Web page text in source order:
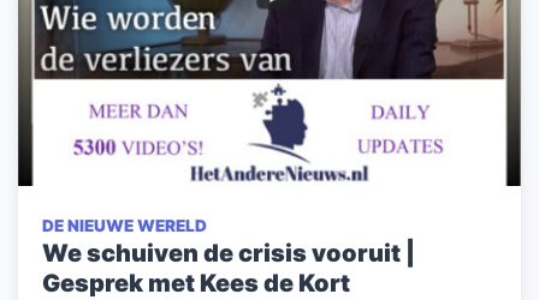
DE NIEUWE WERELD
We schuiven de crisis vooruit |
Gesprek met Kees de Kort